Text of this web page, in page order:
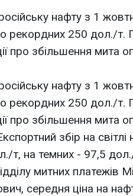
нафту з 1
рекордних 250 дол./т.
про збільшення мита
нафту з 1
рекордних 250 дол./т.
про збільшення мита
збір на
т, на темних - 97,5
митних платежів
середня ціна на